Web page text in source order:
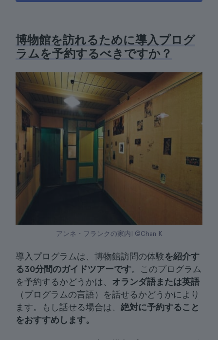
博物館を訪れるために導入プログ
ラムを予約するべきですか？
アンネ・フランクの家内| ©Chan K
導入プログラムは、博物館訪問の体験を紹介す
る30分間のガイドツアーです。このプログラム
を予約するかどうかは、 オランダ語または英語
（プログラムの言語）を話せるかどうかにより
ます。もし話せる場合は、 絶対に予約すること
をおすすめします。